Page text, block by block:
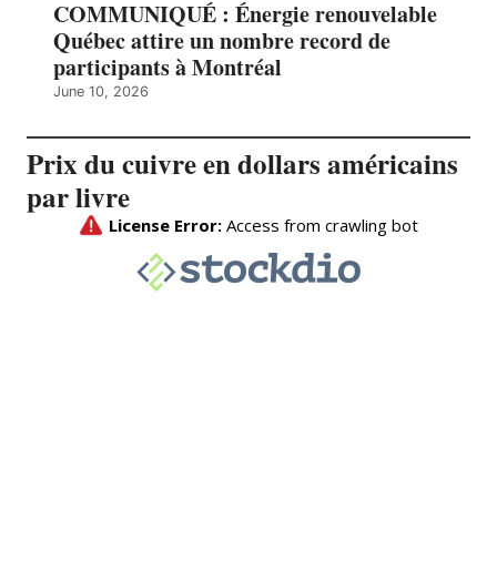
COMMUNIQUÉ : Énergie renouvelable
Québec attire un nombre record de
participants à Montréal
June 10, 2026
Prix du cuivre en dollars américains
par livre